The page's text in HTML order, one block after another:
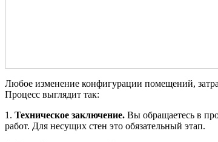
Любое изменение конфигурации помещений,
Процесс выглядит так:
1. Техническое заключение. Вы обращаетесь в
работ. Для несущих стен это обязательный этап.